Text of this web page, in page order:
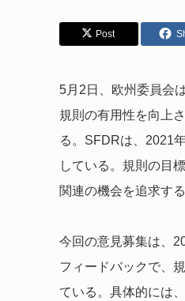
Post
5月2日、欧州委員会
規則の有用性を向上
る。SFDRは、2021
している。規則の目
関連の機会を追求す
今回の意見募集は、
フィードバックで、
ている。具体的には